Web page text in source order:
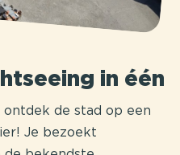
in één
ontdek de stad op een
Je bezoekt